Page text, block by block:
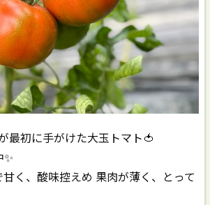
最初に手がけた大玉トマト🍅
く、酸味控えめ 果肉が薄く、とって